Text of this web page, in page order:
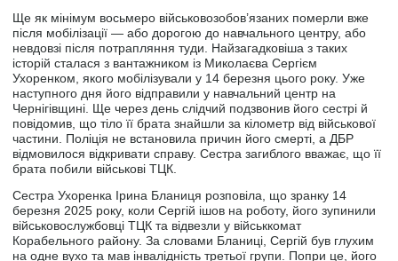
Ще як мінімум восьмеро військовозобов’язаних померли вже
після мобілізації ― або дорогою до навчального центру, або
невдовзі після потрапляння туди. Найзагадковіша з таких
історій сталася з вантажником із Миколаєва Сергієм
Ухоренком, якого мобілізували у 14 березня цього року. Уже
наступного дня його відправили у навчальний центр на
Чернігівщині. Ще через день слідчий подзвонив його сестрі й
повідомив, що тіло її брата знайшли за кілометр від військової
частини. Поліція не встановила причин його смерті, а ДБР
відмовилося відкривати справу. Сестра загиблого вважає, що її
брата побили військові ТЦК.
Сестра Ухоренка Ірина Бланиця розповіла, що зранку 14
березня 2025 року, коли Сергій ішов на роботу, його зупинили
військовослужбовці ТЦК та відвезли у військкомат
Корабельного району. За словами Бланиці, Сергій був глухим
на одне вухо та мав інвалідність третьої групи. Попри це, його